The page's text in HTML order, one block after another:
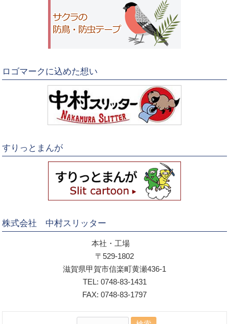
ロゴマークに込めた想い
すりっとまんが
株式会社 中村スリッター
本社・工場
〒529-1802
滋賀県甲賀市信楽町黄瀬436-1
TEL: 0748-83-1431
FAX: 0748-83-1797